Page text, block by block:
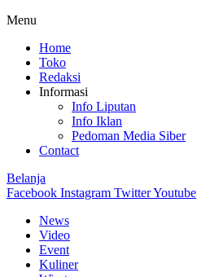
Menu
Home
Toko
Redaksi
Informasi
Info Liputan
Info Iklan
Pedoman Media Siber
Contact
Belanja
Facebook Instagram TwitterYoutube
News
Video
Event
Kuliner